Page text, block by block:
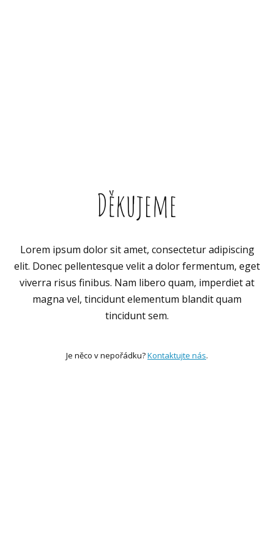
Děkujeme
Lorem ipsum dolor sit amet, consectetur adipiscing
elit. Donec pellentesque velit a dolor fermentum, eget
viverra risus finibus. Nam libero quam, imperdiet at
magna vel, tincidunt elementum blandit quam
tincidunt sem.
Je něco v nepořádku?Kontaktujte nás.